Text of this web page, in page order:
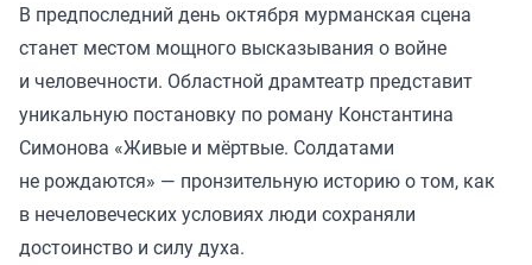
В предпоследний день октября мурманская сцена
станет местом мощного высказывания о войне
и человечности. Областной драмтеатр представит
уникальную постановку по роману Константина
Симонова «Живые и мёртвые. Солдатами
не рождаются» — пронзительную историю о том, как
в нечеловеческих условиях люди сохраняли
достоинство и силу духа.